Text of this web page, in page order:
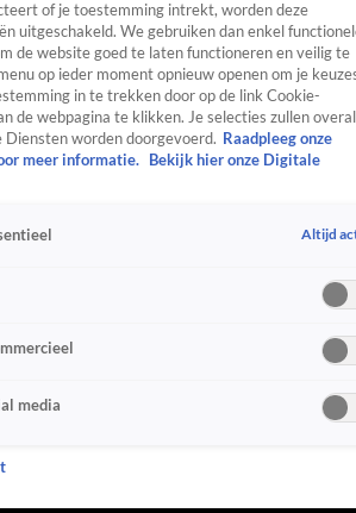
SpraakmakendRealityCrimeVideo's
geeft
of je toestemming intrekt, worden deze
uitgeschakeld. We gebruiken dan enkel
de website goed te laten functioneren en veilig te
op ieder moment opnieuw openen om je
in te trekken door op de link Cookie-
de webpagina te klikken. Je selecties zullen overal
Diensten worden doorgevoerd. Raadpleeg onze
meer informatie.
Bekijk hier onze Digitale
Altijd
media